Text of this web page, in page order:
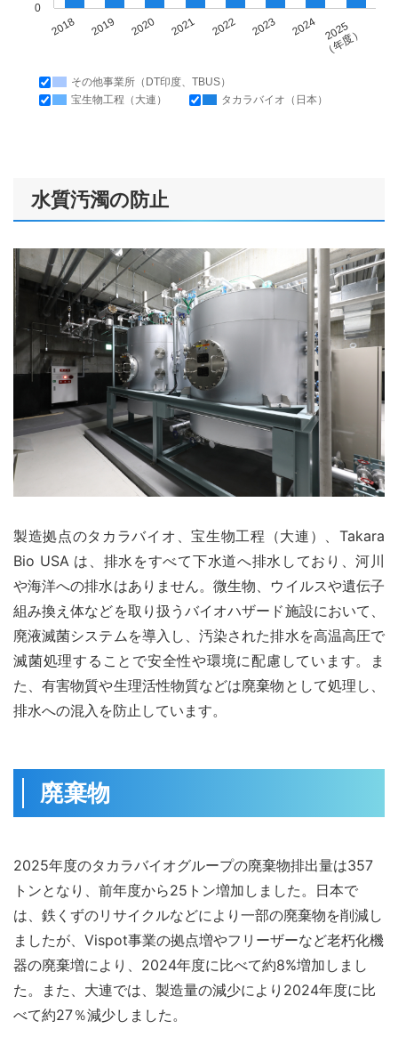
その他事業所（DT印度、TBUS）
宝生物工程（大連）
タカラバイオ（日本）
2018 2019 2020 2021 2022 2023 2024 2025
（年度）
0
水質汚濁の防止
製造拠点のタカラバイオ、宝生物工程（大連）、Takara
Bio USA は、排水をすべて下水道へ排水しており、河川
や海洋への排水はありません。微生物、ウイルスや遺伝子
組み換え体などを取り扱うバイオハザード施設において、
廃液滅菌システムを導入し、汚染された排水を高温高圧で
滅菌処理することで安全性や環境に配慮しています。ま
た、有害物質や生理活性物質などは廃棄物として処理し、
排水への混入を防止しています。
廃棄物
2025年度のタカラバイオグループの廃棄物排出量は357
トンとなり、前年度から25トン増加しました。日本で
は、鉄くずのリサイクルなどにより一部の廃棄物を削減し
ましたが、Vispot事業の拠点増やフリーザーなど老朽化機
器の廃棄増により、2024年度に比べて約8%増加しまし
た。また、大連では、製造量の減少により2024年度に比
べて約27％減少しました。